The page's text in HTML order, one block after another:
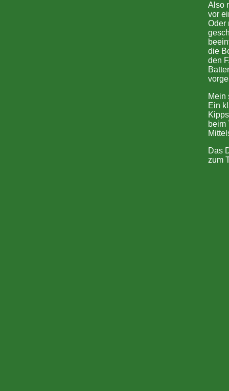
Also
vor
Oder
die
den
Mein
Ein
beim
Das
zum